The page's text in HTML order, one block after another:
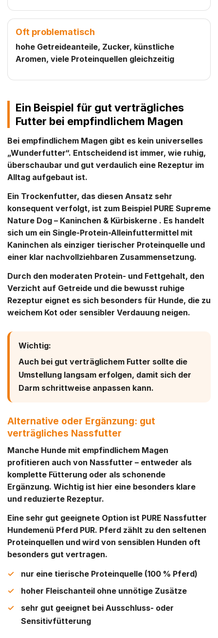
Oft problematisch
hohe Getreideanteile, Zucker, künstliche
Aromen, viele Proteinquellen gleichzeitig
Ein Beispiel für gut verträgliches
Futter bei empfindlichem Magen
Bei empfindlichem Magen gibt es kein universelles
„Wunderfutter“. Entscheidend ist immer, wie ruhig,
überschaubar und gut verdaulich eine Rezeptur im
Alltag aufgebaut ist.
Ein Trockenfutter, das diesen Ansatz sehr
konsequent verfolgt, ist zum Beispiel PURE Supreme
Nature Dog – Kaninchen & Kürbiskerne . Es handelt
sich um ein Single-Protein-Alleinfuttermittel mit
Kaninchen als einziger tierischer Proteinquelle und
einer klar nachvollziehbaren Zusammensetzung.
Durch den moderaten Protein- und Fettgehalt, den
Verzicht auf Getreide und die bewusst ruhige
Rezeptur eignet es sich besonders für Hunde, die zu
weichem Kot oder sensibler Verdauung neigen.
Wichtig:
Auch bei gut verträglichem Futter sollte die
Umstellung langsam erfolgen, damit sich der
Darm schrittweise anpassen kann.
Alternative oder Ergänzung: gut
verträgliches Nassfutter
Manche Hunde mit empfindlichem Magen
profitieren auch von Nassfutter – entweder als
komplette Fütterung oder als schonende
Ergänzung. Wichtig ist hier eine besonders klare
und reduzierte Rezeptur.
Eine sehr gut geeignete Option ist PURE Nassfutter
Hundemenü Pferd PUR. Pferd zählt zu den seltenen
Proteinquellen und wird von sensiblen Hunden oft
besonders gut vertragen.
nur eine tierische Proteinquelle (100 % Pferd)
hoher Fleischanteil ohne unnötige Zusätze
sehr gut geeignet bei Ausschluss- oder
Sensitivfütterung